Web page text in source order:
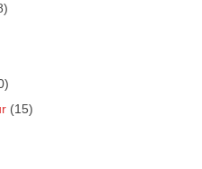
(15)